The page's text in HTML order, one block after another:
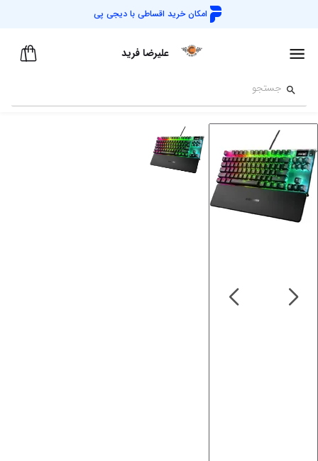
امکان خرید اقساطی با دیجی پی
علیرضا فرید